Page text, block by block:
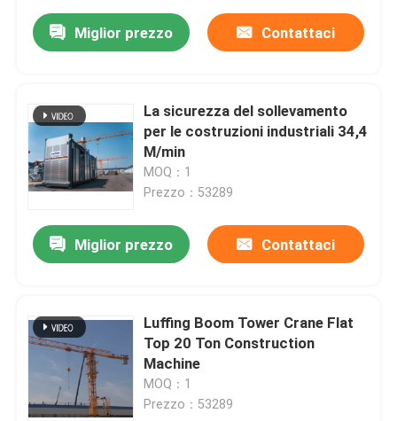
Miglior prezzo Contattaci
La sicurezza del sollevamento
per le costruzioni industriali 34,4
M/min
MOQ：1
Prezzo：53289
Miglior prezzo Contattaci
Luffing Boom Tower Crane Flat
Top 20 Ton Construction
Machine
MOQ：1
Prezzo：53289